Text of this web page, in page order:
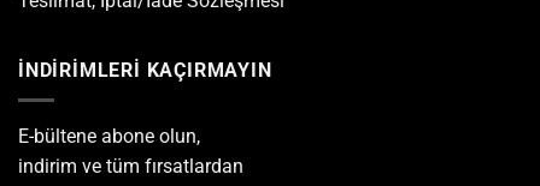
İNDİRİMLERİ KAÇIRMAYIN
E-bültene abone olun,
indirim ve tüm fırsatlardan